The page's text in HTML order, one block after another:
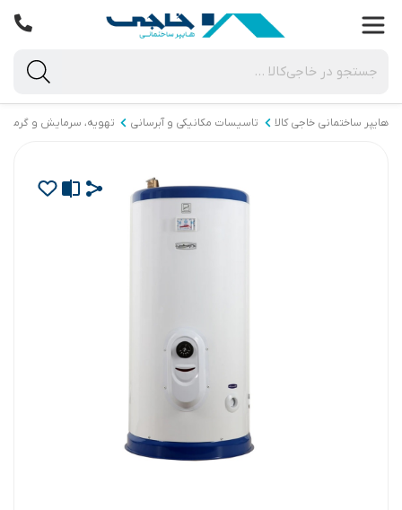
هایپر ساختمانی خاجی‌ کالا تاسیسات مکانیکی و آبرسانی تهویه، سرمایش و